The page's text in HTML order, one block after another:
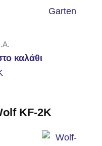
καλάθι
KF-2K